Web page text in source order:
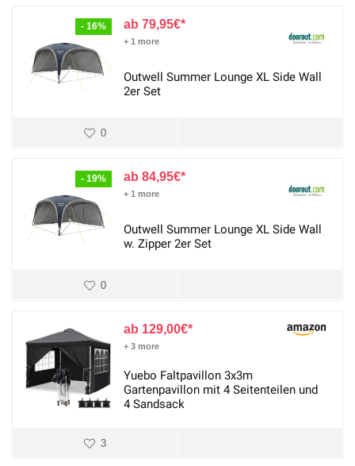
- 16% 79,95€
+ 1 more
Outwell Summer Lounge XL Side Wall
2er Set
0
- 19% 84,95€
+ 1 more
Outwell Summer Lounge XL Side Wall
w. Zipper 2er Set
0
129,00€
+ 3 more
Yuebo Faltpavillon 3x3m
Gartenpavillon mit 4 Seitenteilen und
4 Sandsack
3